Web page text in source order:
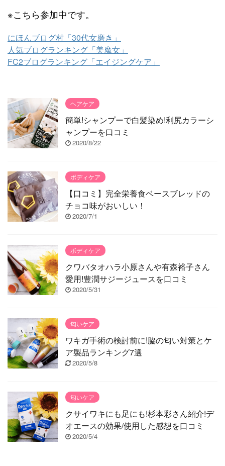
※こちら参加中です。
にほんブログ村「30代女磨き」
人気ブログランキング「美魔女」
FC2ブログランキング「エイジングケア」
ヘアケア
簡単!シャンプーで白髪染め!利尻カラーシ
ャンプーを口コミ
2020/8/22
ボディケア
【口コミ】完全栄養食ベースブレッドの
チョコ味がおいしい！
2020/7/1
ボディケア
クワバタオハラ小原さんや有森裕子さん
愛用!豊潤サジージュースを口コミ
2020/5/31
匂いケア
ワキガ手術の検討前に!脇の匂い対策とケ
ア製品ランキング7選
2020/5/8
匂いケア
クサイワキにも足にも!杉本彩さん紹介!デ
オエースの効果/使用した感想を口コミ
2020/5/4